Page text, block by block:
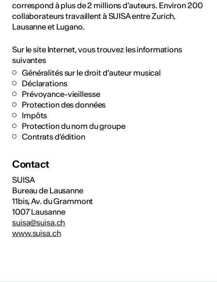
correspond à plus de 2 millions d’auteurs. Environ 200
collaborateurs travaillent à SUISA entre Zurich,
Lausanne et Lugano.
Sur le site Internet, vous trouvez les informations
suivantes
Généralités sur le droit d’auteur musical
Déclarations
Prévoyance-vieillesse
Protection des données
Impôts
Protection du nom du groupe
Contrats d'édition
Contact
SUISA
Bureau de Lausanne
11bis, Av. du Grammont
1007 Lausanne
suisa@suisa.ch
www.suisa.ch